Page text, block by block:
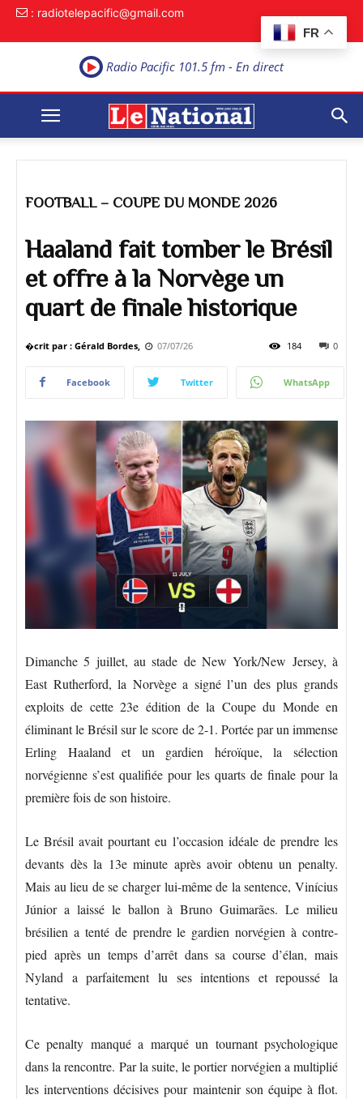
FR
: radiotelepacific@gmail.com
Radio Pacific 101.5 fm - En direct
FOOTBALL – COUPE DU MONDE 2026
Haaland fait tomber le Brésil
et offre à la Norvège un
quart de finale historique
�crit par : Gérald Bordes, 07/07/26 0
184
Facebook Twitter WhatsApp
Dimanche 5 juillet, au stade de New York/New Jersey, à
East Rutherford, la Norvège a signé l’un des plus grands
exploits de cette 23e édition de la Coupe du Monde en
éliminant le Brésil sur le score de 2-1. Portée par un immense
Erling Haaland et un gardien héroïque, la sélection
norvégienne s’est qualifiée pour les quarts de finale pour la
première fois de son histoire.
Le Brésil avait pourtant eu l’occasion idéale de prendre les
devants dès la 13e minute après avoir obtenu un penalty.
Mais au lieu de se charger lui-même de la sentence, Vinícius
Júnior a laissé le ballon à Bruno Guimarães. Le milieu
brésilien a tenté de prendre le gardien norvégien à contre-
pied après un temps d’arrêt dans sa course d’élan, mais
Nyland a parfaitement lu ses intentions et repoussé la
tentative.
Ce penalty manqué a marqué un tournant psychologique
dans la rencontre. Par la suite, le portier norvégien a multiplié
les interventions décisives pour maintenir son équipe à flot.